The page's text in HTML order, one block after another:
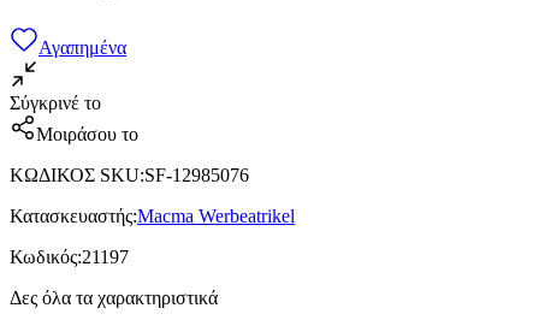
Αγαπημένα
Σύγκρινέ το
Μοιράσου το
ΚΩΔΙΚΟΣ SKU:SF-12985076
Κατασκευαστής:Macma Werbeatrikel
Κωδικός:21197
Δες όλα τα χαρακτηριστικά